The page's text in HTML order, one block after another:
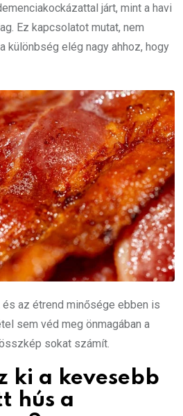
járt, mint a havi
Ez kapcsolatot mutat, nem
különbség elég nagy ahhoz, hogy
az étrend minősége ebben is
sem véd meg önmagában a
sokat számít.
ki a kevesebb
hús a